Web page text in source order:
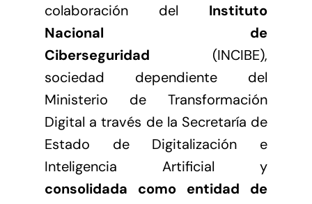
colaboración del Instituto
Nacional de
Ciberseguridad (INCIBE),
sociedad dependiente del
Ministerio de Transformación
Digital a través de la Secretaría de
Estado de Digitalización e
Inteligencia Artificial y
consolidada como entidad de